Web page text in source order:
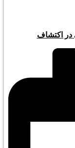
در اکتشاف